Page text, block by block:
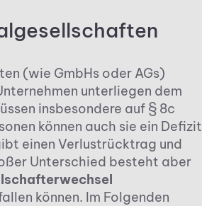
(wie GmbHs oder AGs)
unterliegen dem
insbesondere auf § 8c
können auch sie ein Defizit
einen Verlustrücktrag und
Unterschied besteht aber
können. Im Folgenden